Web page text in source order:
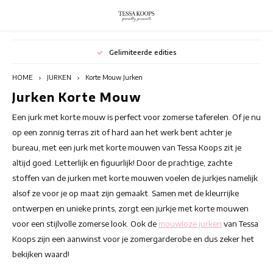
Hoofdmenu / jurken
Bloemenjurken
Bohemian jurken
Chique Jurken
Cocktailjurken
Elegante jurken
Feestjurken
Hoofdmenu / tops
TUNIEKEN
Elegante tops
Kleurrijke tops
Mouwloze Damestops
Tops Met Korte Mouwen
Tops Met Lange Mouwen
Hoofdmenu / broeken
JUMPSUITS
Damesbroeken Met Print
Flared Broeken
Gekleurde broek
Hoge taille broek
Pantalons dames
Hoofdmenu / rokken
Bloemenrokken
Korte Rokken
Lange Rokken
Rokken met prints
Zomerrokken
Hoofdmenu / blazers
Blazers met prints
Casual blazers
Hoofdmenu / outlet
Summer outlet
Winter outlet
Switching Seasons Sale
Hoofdmenu
Deutsch
English
Hoofdmenu
GBP
USD
CHF
Gelimiteerde edities
HOME JURKEN Korte Mouw Jurken
Jurken Korte Mouw
Een jurk met korte mouw is perfect voor zomerse taferelen. Of je nu
op een zonnig terras zit of hard aan het werk bent achter je
bureau, met een jurk met korte mouwen van Tessa Koops zit je
altijd goed. Letterlijk en figuurlijk! Door de prachtige, zachte
stoffen van de jurken met korte mouwen voelen de jurkjes namelijk
alsof ze voor je op maat zijn gemaakt. Samen met de kleurrijke
ontwerpen en unieke prints, zorgt een jurkje met korte mouwen
voor een stijlvolle zomerse look. Ook de mouwloze jurken van Tessa
Koops zijn een aanwinst voor je zomergarderobe en dus zeker het
bekijken waard!